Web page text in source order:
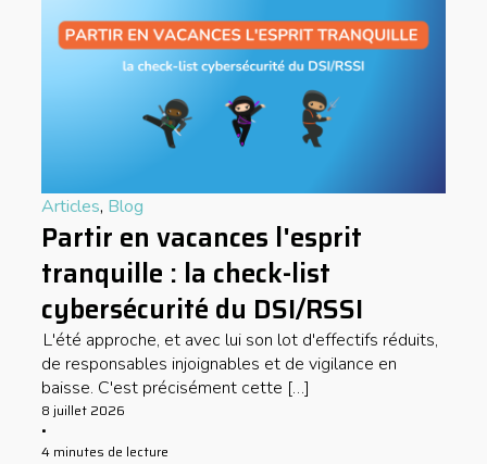
Articles, Blog
Partir en vacances l'esprit
tranquille : la check-list
cybersécurité du DSI/RSSI
L'été approche, et avec lui son lot d'effectifs réduits,
de responsables injoignables et de vigilance en
baisse. C'est précisément cette […]
8 juillet 2026
•
4 minutes de lecture